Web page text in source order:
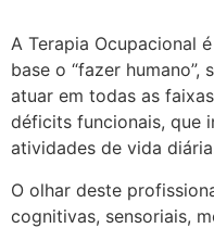
A Terapia Ocupacional
base o “fazer
atuar em todas as
déficits funcionais, que
atividades de vida
O olhar deste
cognitivas, sensoriais,